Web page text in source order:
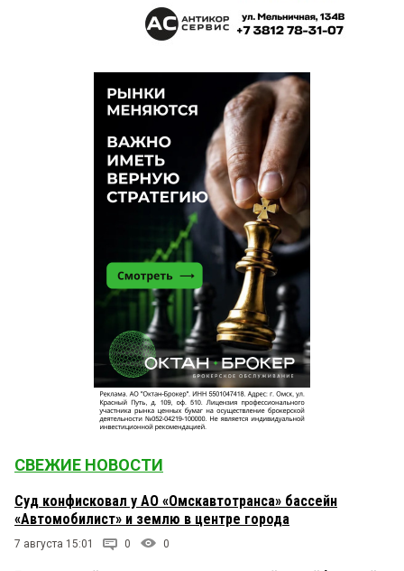
СВЕЖИЕ НОВОСТИ
Суд конфисковал у АО «Омскавтотранса» бассейн
«Автомобилист» и землю в центре города
7 августа 15:01 0 0